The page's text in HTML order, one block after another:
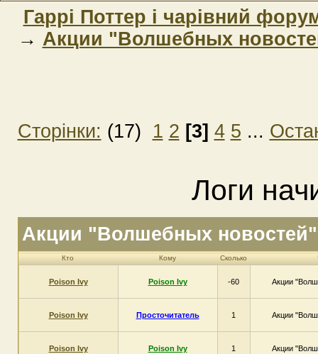
Гаррі Поттер і чарівний
→ Акции "Волшебных
Сторінки: (17) 1 2 [3] 4 5 ...
Логи
Акции "Волшебных новостей"
Кто Кому Сколько
Poison Ivy Poison Ivy -60 Акции
Poison Ivy Просточитатель 1 Акции
Poison Ivy Poison Ivy 1 Акции